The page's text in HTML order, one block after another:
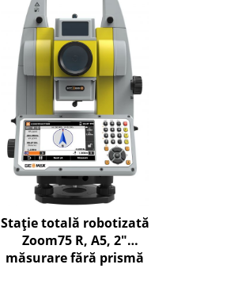
Stație totală robotizată
Zoom75 R, A5, 2"
măsurare fără prismă